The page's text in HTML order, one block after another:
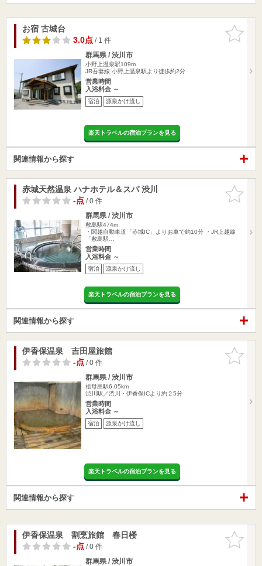
お気に入
りに追加
お宿 古城台
3.0点/ 1 件
群馬県 / 渋川市
小野上温泉駅109m
JR吾妻線 小野上温泉駅より徒歩約2分
営業時間
入浴料金 ～
宿泊 源泉かけ流し
楽天トラベルの宿泊プランを見る
関連情報から探す
お気に入
りに追加
赤城天然温泉 ハナホテル＆スパ 渋川
-点/ 0 件
群馬県 / 渋川市
敷島駅474m
・関越自動車道「赤城IC」よりお車で約10分 ・JR上越線
「敷島駅…
営業時間
入浴料金 ～
宿泊 源泉かけ流し
楽天トラベルの宿泊プランを見る
関連情報から探す
お気に入
りに追加
伊香保温泉 吉田屋旅館
-点/ 0 件
群馬県 / 渋川市
祖母島駅6.05km
渋川駅／渋川・伊香保ICより約２5分
営業時間
入浴料金 ～
宿泊 源泉かけ流し
楽天トラベルの宿泊プランを見る
関連情報から探す
お気に入
りに追加
伊香保温泉 割烹旅館 春日楼
-点/ 0 件
群馬県 / 渋川市